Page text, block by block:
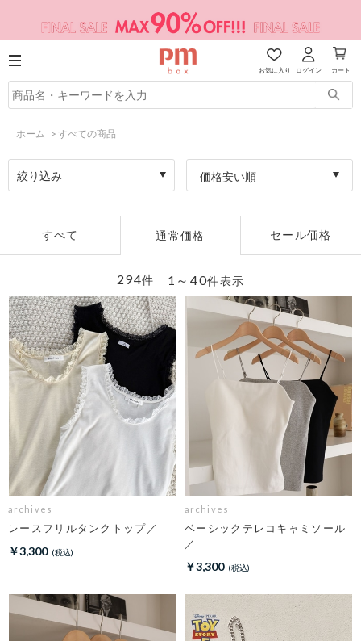
お気に入り ログイン カート
ホーム > すべての商品
絞り込み 価格安い順
すべて 通常価格 セール価格
1～40件表示
294件
archives
レースフリルタンクトップ／
￥3,300
archives
ベーシックテレコキャミソール
／
￥3,300